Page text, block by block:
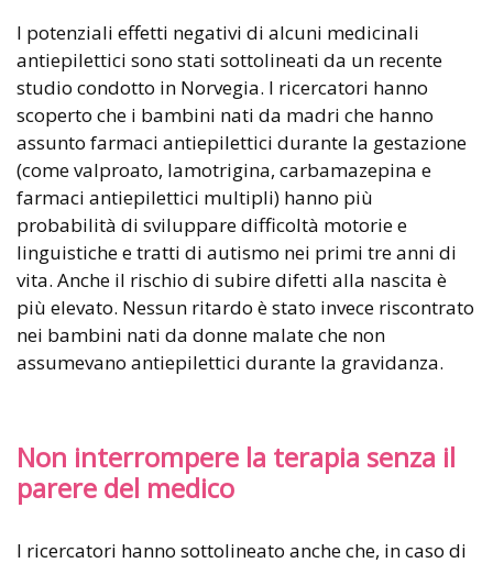
I potenziali effetti negativi di alcuni medicinali
antiepilettici sono stati sottolineati da un recente
studio condotto in Norvegia. I ricercatori hanno
scoperto che i bambini nati da madri che hanno
assunto farmaci antiepilettici durante la gestazione
(come valproato, lamotrigina, carbamazepina e
farmaci antiepilettici multipli) hanno più
probabilità di sviluppare difficoltà motorie e
linguistiche e tratti di autismo nei primi tre anni di
vita. Anche il rischio di subire difetti alla nascita è
più elevato. Nessun ritardo è stato invece riscontrato
nei bambini nati da donne malate che non
assumevano antiepilettici durante la gravidanza.
Non interrompere la terapia senza il
parere del medico
I ricercatori hanno sottolineato anche che, in caso di